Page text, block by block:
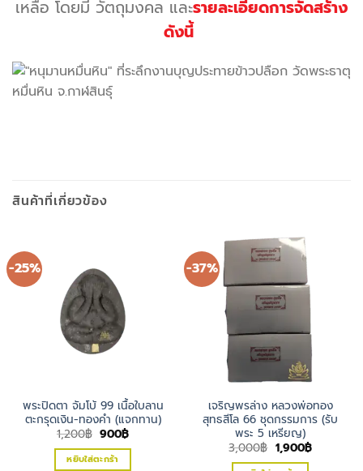
เหลือ โดยมี วัตถุมงคล และรายละเอียดการจัดสร้าง
ดังนี้
สินค้าที่เกี่ยวข้อง
-25%
พระปิดตา จัมโบ้ 99 เนื้อใบลาน
ตะกรุดเงิน-ทองคำ (แจกทาน)
1,200฿ Original
price
was:
1,200฿.
900฿Current
price
is:
900฿.
หยิบใส่ตะกร้า
-37%
เจริญพรล่าง หลวงพ่อทอง
สุทธสีโล 66 ชุดกรรมการ (รับ
พระ 5 เหรียญ)
3,000฿ Original
price
1,900฿Current